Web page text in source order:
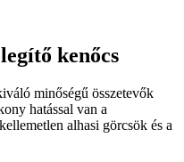
kenőcs
minőségű összetevők
hatással van a
alhasi görcsök és a